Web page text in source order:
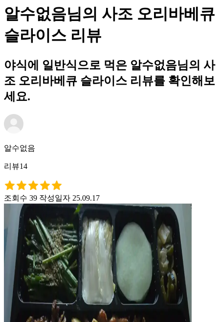
알수없음님의 사조 오리바베큐
슬라이스 리뷰
야식에 일반식으로 먹은 알수없음님의 사
조 오리바베큐 슬라이스 리뷰를 확인해보
세요.
알수없음
리뷰14
조회수 39 작성일자 25.09.17